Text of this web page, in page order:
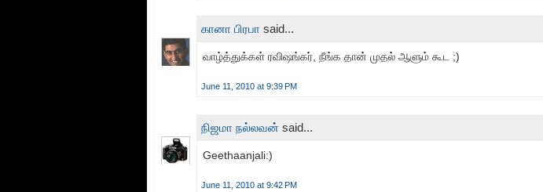
கானா பிரபா said...
வாழ்த்துக்கள் ரவிஷங்கர், நீங்க தான் முதல் ஆளும் கூட ;)
June 11, 2010 at 9:39 PM
நிஜமா நல்லவன் said...
Geethaanjali:)
June 11, 2010 at 9:42 PM